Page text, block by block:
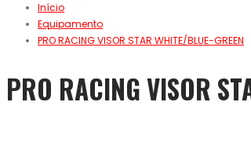
Início
Equipamento
PRO RACING VISOR STAR WHITE/BLUE-GREEN
PRO RACING VISOR